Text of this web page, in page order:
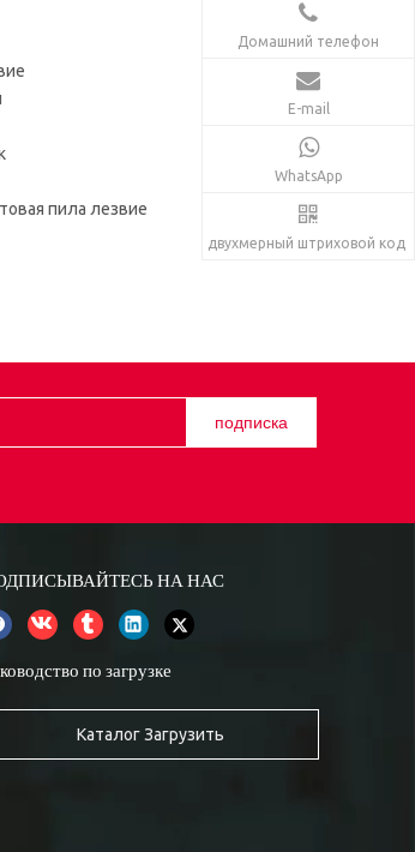
пила лезвие
подписка
НА НАС
по загрузке
Каталог Загрузить
Домашний телефон
E-mail
WhatsApp
двухмерный штриховой код